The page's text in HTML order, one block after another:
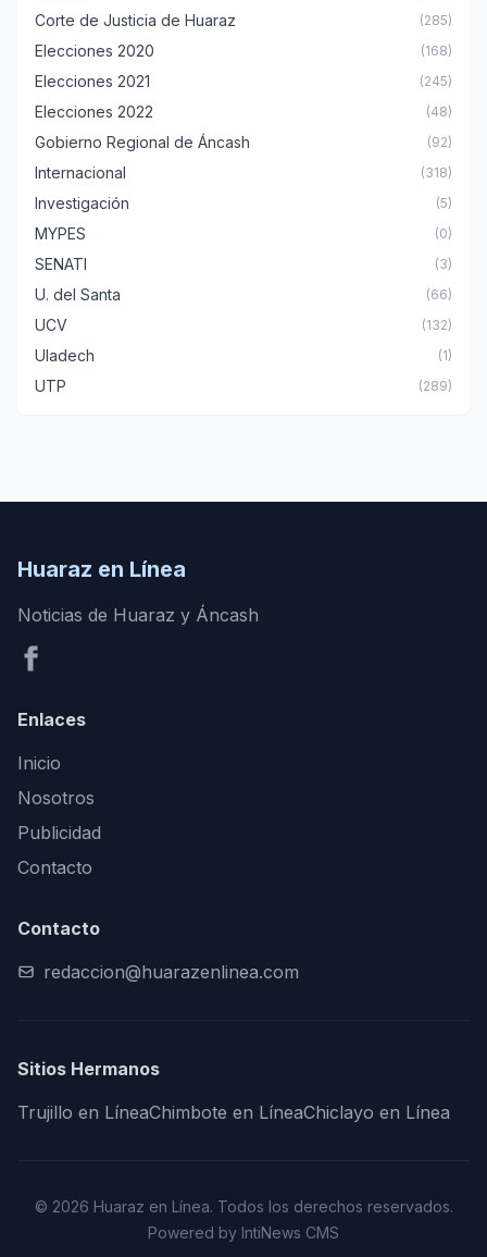
Corte de Justicia de Huaraz (285)
Elecciones 2020 (168)
Elecciones 2021 (245)
Elecciones 2022 (48)
Gobierno Regional de Áncash (92)
Internacional (318)
Investigación (5)
MYPES (0)
SENATI (3)
U. del Santa (66)
UCV (132)
Uladech (1)
UTP (289)
Huaraz en Línea
Noticias de Huaraz y Áncash
Enlaces
Inicio
Nosotros
Publicidad
Contacto
Contacto
redaccion@huarazenlinea.com
Sitios Hermanos
Trujillo en LíneaChimbote en LíneaChiclayo en Línea
© 2026 Huaraz en Línea. Todos los derechos reservados.
Powered by IntiNews CMS